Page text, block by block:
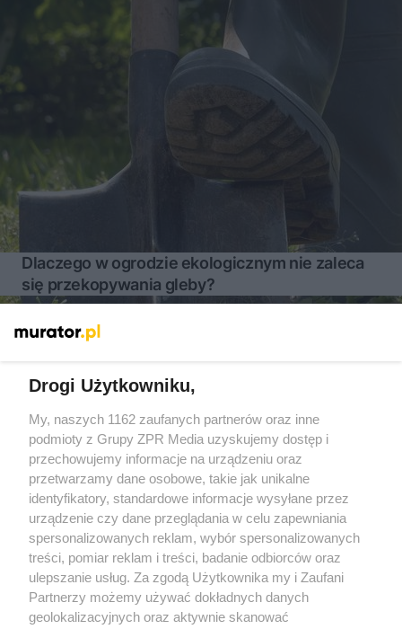
Dlaczego w ogrodzie ekologicznym nie zaleca
się przekopywania gleby?
Żaden utwór zamieszczony w serwisie nie może być powielany i
rozpowszechniany lub dalej rozpowszechniany w jakikolwiek
sposób (w tym także elektroniczny lub mechaniczny) na
jakimkolwiek polu eksploatacji w jakiejkolwiek formie, włącznie z
umieszczaniem w Internecie bez pisemnej zgody właściciela praw.
Jakiekolwiek użycie lub wykorzystanie utworów w całości lub w
części z naruszeniem prawa, tzn. bez właściwej zgody, jest
zabronione pod groźbą kary i może być ścigane prawnie.
Drogi Użytkowniku,
My, naszych 1162 zaufanych partnerów oraz inne
podmioty z Grupy ZPR Media uzyskujemy dostęp i
przechowujemy informacje na urządzeniu oraz
przetwarzamy dane osobowe, takie jak unikalne
identyfikatory, standardowe informacje wysyłane przez
urządzenie czy dane przeglądania w celu zapewniania
spersonalizowanych reklam, wybór spersonalizowanych
treści, pomiar reklam i treści, badanie odbiorców oraz
ulepszanie usług. Za zgodą Użytkownika my i Zaufani
Partnerzy możemy używać dokładnych danych
geolokalizacyjnych oraz aktywnie skanować